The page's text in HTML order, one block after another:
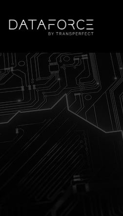
コ
ン
テ
ン
ツ
に
移